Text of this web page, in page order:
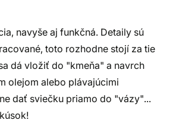
navyše aj funkčná. Detaily sú
toto rozhodne stojí za tie
dá vložiť do "kmeňa" a navrch
olejom alebo plávajúcimi
dať sviečku priamo do "vázy"...